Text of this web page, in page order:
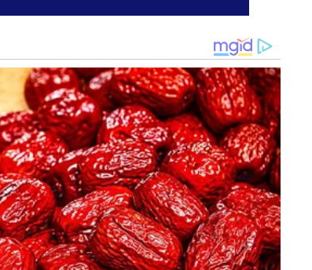
3 – 5 วัน/ครั้ง ควรใส่ ปุ๋ ย ค อ กหรือปุ๋ ย ห มั ก อัตรา 1 – 2
ร 15-15-15 อัตรา 200- 300 กรัม/ต้น ใส่ปีละ 4 – 6 ครั้ง
ในบ้าน ก็จะทำให้เกิดความบริสุทธิ์สะอาด มีแต่ความสุขกาย
น มาสู่คนในครอบครัว